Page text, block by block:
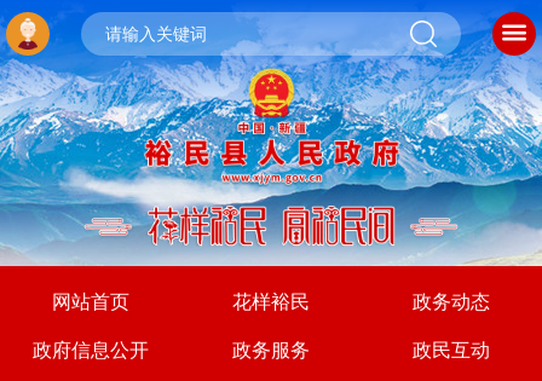
网站首页 花样裕民 政务动态
政府信息公开 政务服务 政民互动